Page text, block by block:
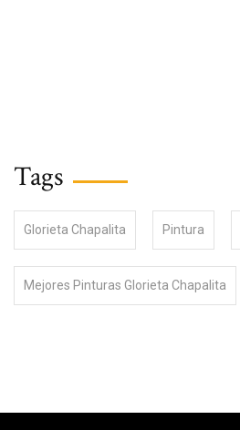
Tags
Glorieta Chapalita Pintura
Mejores Pinturas Glorieta Chapalita